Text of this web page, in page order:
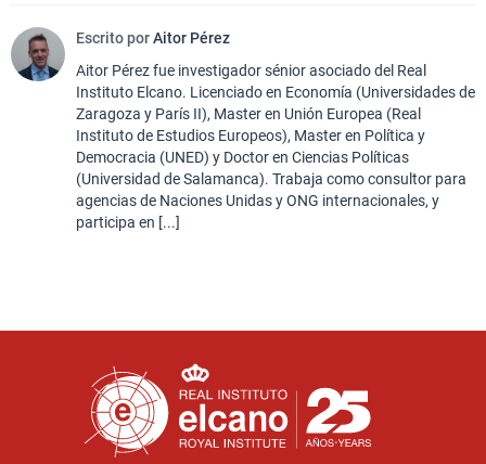
Escrito porAitor Pérez
Aitor Pérez fue investigador sénior asociado del Real
Instituto Elcano. Licenciado en Economía (Universidades de
Zaragoza y París II), Master en Unión Europea (Real
Instituto de Estudios Europeos), Master en Política y
Democracia (UNED) y Doctor en Ciencias Políticas
(Universidad de Salamanca). Trabaja como consultor para
agencias de Naciones Unidas y ONG internacionales, y
participa en [...]